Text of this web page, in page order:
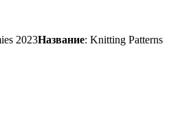
Название: Knitting Patterns